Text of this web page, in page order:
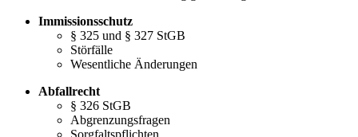
Immissionsschutz
§ 325 und § 327 StGB
Störfälle
Wesentliche Änderungen
Abfallrecht
§ 326 StGB
Abgrenzungsfragen
Sorgfaltspflichten